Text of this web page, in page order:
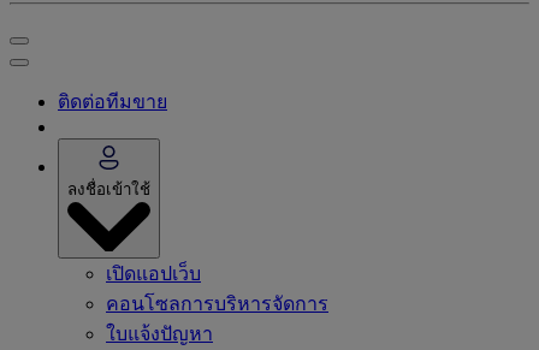
ติดต่อทีมขาย
ลงชื่อเข้าใช้
เปิดแอปเว็บ
คอนโซลการบริหารจัดการ
ใบแจ้งปัญหา